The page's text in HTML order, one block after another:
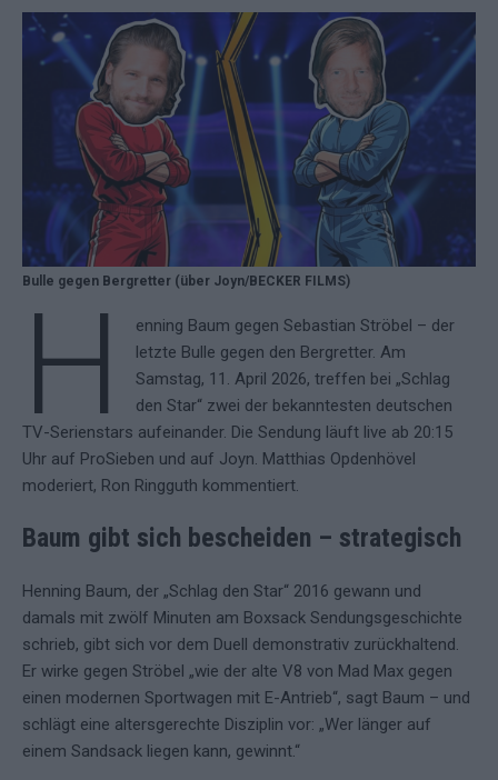
Bulle gegen Bergretter (über Joyn/BECKER FILMS)
H
enning Baum gegen Sebastian Ströbel – der
letzte Bulle gegen den Bergretter. Am
Samstag, 11. April 2026, treffen bei „Schlag
den Star“ zwei der bekanntesten deutschen
TV-Serienstars aufeinander. Die Sendung läuft live ab 20:15
Uhr auf ProSieben und auf Joyn. Matthias Opdenhövel
moderiert, Ron Ringguth kommentiert.
Baum gibt sich bescheiden – strategisch
Henning Baum, der „Schlag den Star“ 2016 gewann und
damals mit zwölf Minuten am Boxsack Sendungsgeschichte
schrieb, gibt sich vor dem Duell demonstrativ zurückhaltend.
Er wirke gegen Ströbel „wie der alte V8 von Mad Max gegen
einen modernen Sportwagen mit E-Antrieb“, sagt Baum – und
schlägt eine altersgerechte Disziplin vor: „Wer länger auf
einem Sandsack liegen kann, gewinnt.“